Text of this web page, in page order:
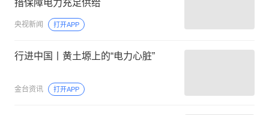
措保障电力充足供给
央视新闻 打开APP
行进中国丨黄土塬上的“电力心脏”
金台资讯 打开APP